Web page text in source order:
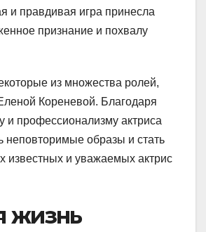
и правдивая игра принесла
признание и похвалу
из множества ролей,
Кореневой. Благодаря
и профессионализму актриса
неповторимые образы и стать
известных и уважаемых актрис
жизнь